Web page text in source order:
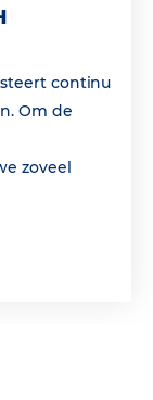
continu
Om de
zoveel